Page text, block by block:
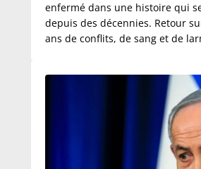
enfermé dans une histoire qui
depuis des décennies. Retour
ans de conflits, de sang et de